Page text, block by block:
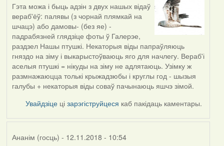
Гэта можа і быць адзін з двух нашых відаў
вераб'ёў: палявы (з чорнай плямкай на
шчацэ) або дамовы- (без яе) -
падрабязней глядзіце фоты ў Галерэе,
раздзел Нашы птушкі. Некаторыя віды папраўляюць
гняздо на зіму і выкарыстоўваюць яго для начлегу. Вераб'і
аселыя птушкі = нікуды на зіму не адлятаюць. Узімку ж
размнажаюцца толькі крыжадзюбы і круглы год - шызыя
галубы + некаторыя віды соваў пачынаюць яшчэ зімой.
Увайдзіце цізарэгіструйцеся каб пакідаць каментары.
Ананім (госць) - 12.11.2018 - 10:54